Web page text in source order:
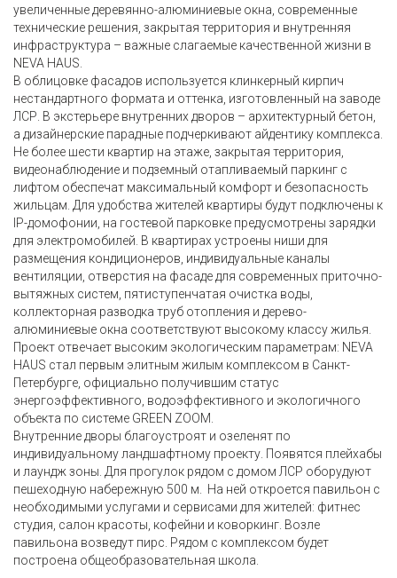
увеличенные деревянно-алюминиевые окна, современные
технические решения, закрытая территория и внутренняя
инфраструктура – важные слагаемые качественной жизни в
NEVA HAUS.
В облицовке фасадов используется клинкерный кирпич
нестандартного формата и оттенка, изготовленный на заводе
ЛСР. В экстерьере внутренних дворов – архитектурный бетон,
а дизайнерские парадные подчеркивают айдентику комплекса.
Не более шести квартир на этаже, закрытая территория,
видеонаблюдение и подземный отапливаемый паркинг с
лифтом обеспечат максимальный комфорт и безопасность
жильцам. Для удобства жителей квартиры будут подключены к
IP-домофонии, на гостевой парковке предусмотрены зарядки
для электромобилей. В квартирах устроены ниши для
размещения кондиционеров, индивидуальные каналы
вентиляции, отверстия на фасаде для современных приточно-
вытяжных систем, пятиступенчатая очистка воды,
коллекторная разводка труб отопления и дерево-
алюминиевые окна соответствуют высокому классу жилья.
Проект отвечает высоким экологическим параметрам: NEVA
HAUS стал первым элитным жилым комплексом в Санкт-
Петербурге, официально получившим статус
энергоэффективного, водоэффективного и экологичного
объекта по системе GREEN ZOOM.
Внутренние дворы благоустроят и озеленят по
индивидуальному ландшафтному проекту. Появятся плейхабы
и лаундж зоны. Для прогулок рядом с домом ЛСР оборудуют
пешеходную набережную 500 м. На ней откроется павильон с
необходимыми услугами и сервисами для жителей: фитнес
студия, салон красоты, кофейни и коворкинг. Возле
павильона возведут пирс. Рядом с комплексом будет
построена общеобразовательная школа.